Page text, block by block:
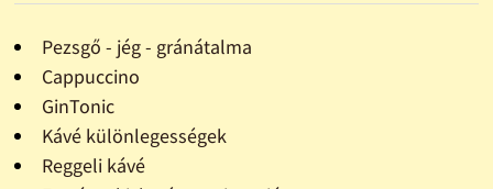
Pezsgő - jég - gránátalma
Cappuccino
GinTonic
Kávé különlegességek
Reggeli kávé